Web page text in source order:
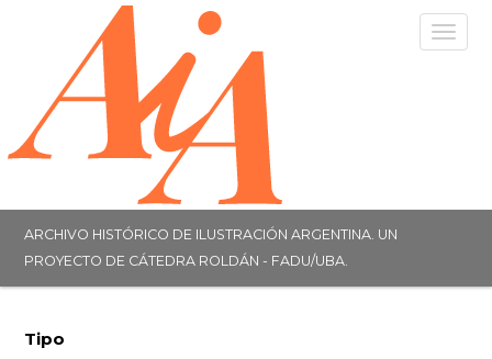
ARCHIVO HISTÓRICO DE ILUSTRACIÓN ARGENTINA. UN
PROYECTO DE CÁTEDRA ROLDÁN - FADU/UBA.
Tipo